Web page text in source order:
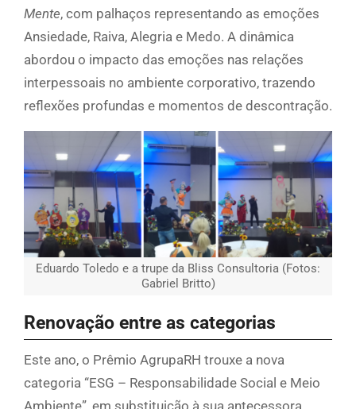
Mente, com palhaços representando as emoções
Ansiedade, Raiva, Alegria e Medo. A dinâmica
abordou o impacto das emoções nas relações
interpessoais no ambiente corporativo, trazendo
reflexões profundas e momentos de descontração.
Eduardo Toledo e a trupe da Bliss Consultoria (Fotos:
Gabriel Britto)
Renovação entre as categorias
Este ano, o Prêmio AgrupaRH trouxe a nova
categoria “ESG – Responsabilidade Social e Meio